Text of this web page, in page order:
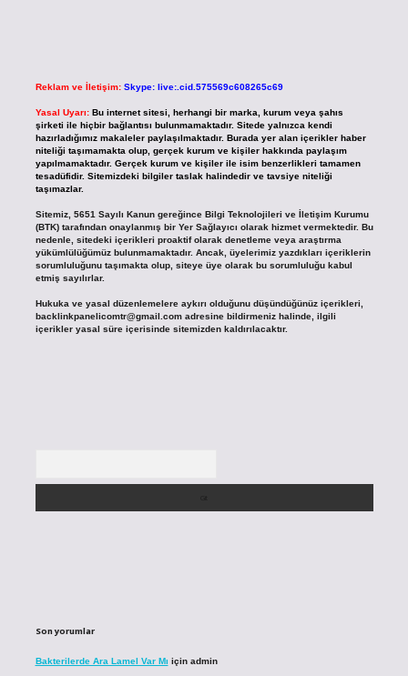
Reklam ve İletişim: Skype: live:.cid.575569c608265c69
Yasal Uyarı: Bu internet sitesi, herhangi bir marka, kurum veya şahıs
şirketi ile hiçbir bağlantısı bulunmamaktadır. Sitede yalnızca kendi
hazırladığımız makaleler paylaşılmaktadır. Burada yer alan içerikler haber
niteliği taşımamakta olup, gerçek kurum ve kişiler hakkında paylaşım
yapılmamaktadır. Gerçek kurum ve kişiler ile isim benzerlikleri tamamen
tesadüfidir. Sitemizdeki bilgiler taslak halindedir ve tavsiye niteliği
taşımazlar.
Sitemiz, 5651 Sayılı Kanun gereğince Bilgi Teknolojileri ve İletişim Kurumu
(BTK) tarafından onaylanmış bir Yer Sağlayıcı olarak hizmet vermektedir. Bu
nedenle, sitedeki içerikleri proaktif olarak denetleme veya araştırma
yükümlülüğümüz bulunmamaktadır. Ancak, üyelerimiz yazdıkları içeriklerin
sorumluluğunu taşımakta olup, siteye üye olarak bu sorumluluğu kabul
etmiş sayılırlar.
Hukuka ve yasal düzenlemelere aykırı olduğunu düşündüğünüz içerikleri,
backlinkpanelicomtr@gmail.comadresine bildirmeniz halinde, ilgili
içerikler yasal süre içerisinde sitemizden kaldırılacaktır.
Son yorumlar
Bakterilerde Ara Lamel Var Mı için admin